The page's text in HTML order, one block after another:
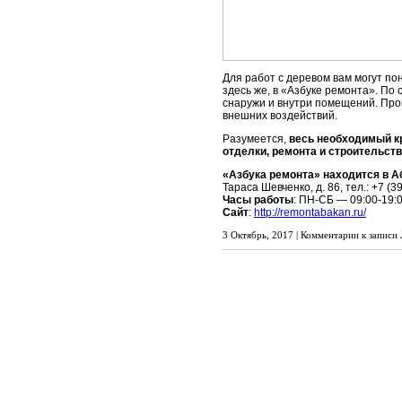
Для работ с деревом вам могут
здесь же, в «Азбуке ремонта». По
снаружи и внутри помещений.
внешних воздействий.
Разумеется, весь необходимый
отделки, ремонта и
«Азбука ремонта» находится в
Тараса Шевченко, д. 86, тел.: +7
Часы работы: ПН-СБ — 09:00-
Сайт: http://remontabakan.ru/
3 Октябрь, 2017 | Комментарии к записи